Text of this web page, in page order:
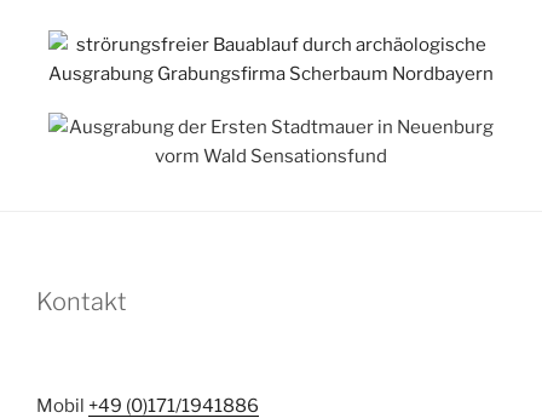
Kontakt
Mobil +49 (0)171/1941886